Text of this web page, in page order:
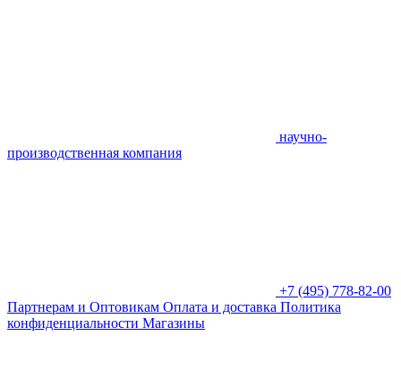
научно-
производственная компания
+7 (495) 778-82-00
Партнерам и Оптовикам Оплата и доставка Политика
конфиденциальности Магазины